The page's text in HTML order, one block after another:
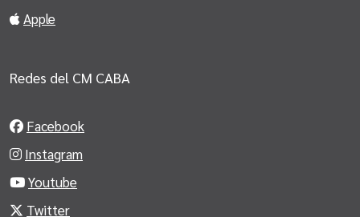
Apple
Redes del CM CABA
Facebook
Instagram
Youtube
Twitter